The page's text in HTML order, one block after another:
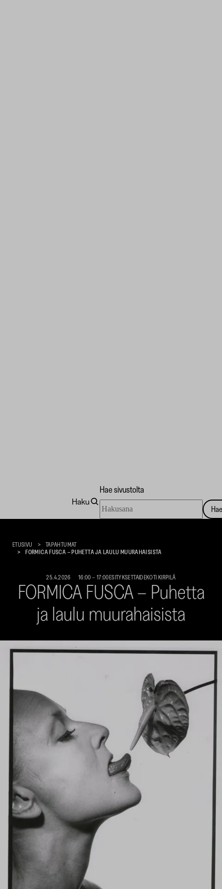
Taidekoti
Haku
Hae sivustolta
sivustolta
ETUSIVU
TAPAHTUMAT
FORMICA FUSCA – PUHETTA JA LAULU MUURAHAISISTA
25.4.2026 16:00– 17:00ESITYKSETTAIDEKOTI KIRPILÄ
FORMICA FUSCA – Puhetta
ja laulu muurahaisista